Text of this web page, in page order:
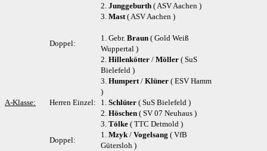
2. Junggeburth ( ASV Aachen )
3. Mast( ASV Aachen )
Doppel:
1. Gebr. Braun ( Gold Weiß
Wuppertal )
2. Hillenkötter / Möller ( SuS
Bielefeld )
3. Humpert/ Klüner ( ESV Hamm
)
A-Klasse:
Herren Einzel: 1. Schlüter ( SuS Bielefeld )
2. Höschen ( SV 07 Neuhaus )
3. Tölke ( TTC Detmold )
Doppel:
1. Mzyk/ Vogelsang ( VfB
Gütersloh )